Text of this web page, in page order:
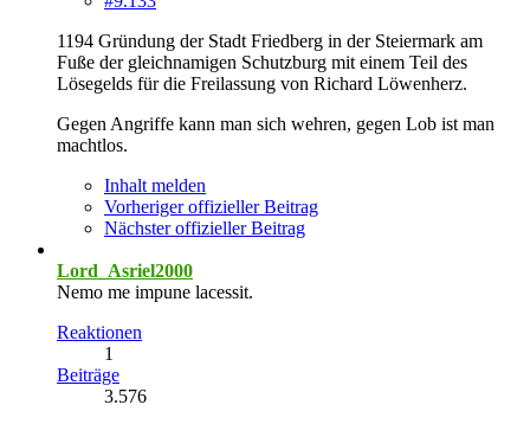
1194 Gründung der Stadt Friedberg in der Steiermark am
Fuße der gleichnamigen Schutzburg mit einem Teil des
Lösegelds für die Freilassung von Richard Löwenherz.
Gegen Angriffe kann man sich wehren, gegen Lob ist man
machtlos.
Inhalt melden
Vorheriger offizieller Beitrag
Nächster offizieller Beitrag
Lord_Asriel2000
Nemo me impune lacessit.
Reaktionen
1
Beiträge
3.576